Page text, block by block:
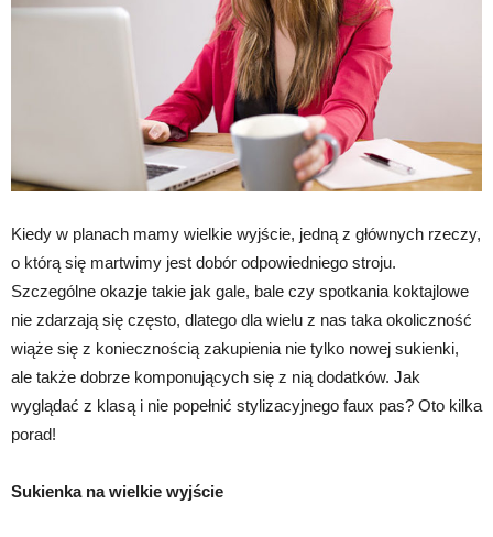
Kiedy w planach mamy wielkie wyjście, jedną z głównych rzeczy,
o którą się martwimy jest dobór odpowiedniego stroju.
Szczególne okazje takie jak gale, bale czy spotkania koktajlowe
nie zdarzają się często, dlatego dla wielu z nas taka okoliczność
wiąże się z koniecznością zakupienia nie tylko nowej sukienki,
ale także dobrze komponujących się z nią dodatków. Jak
wyglądać z klasą i nie popełnić stylizacyjnego faux pas? Oto kilka
porad!
Sukienka na wielkie wyjście